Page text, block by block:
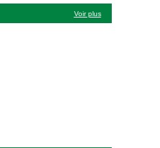
Voir plus